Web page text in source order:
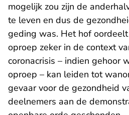
mogelijk zou zijn de
te leven en dus de
geding was. Het hof
oproep zeker in de context
coronacrisis – indien gehoor
oproep – kan leiden tot
gevaar voor de gezondheid
deelnemers aan de